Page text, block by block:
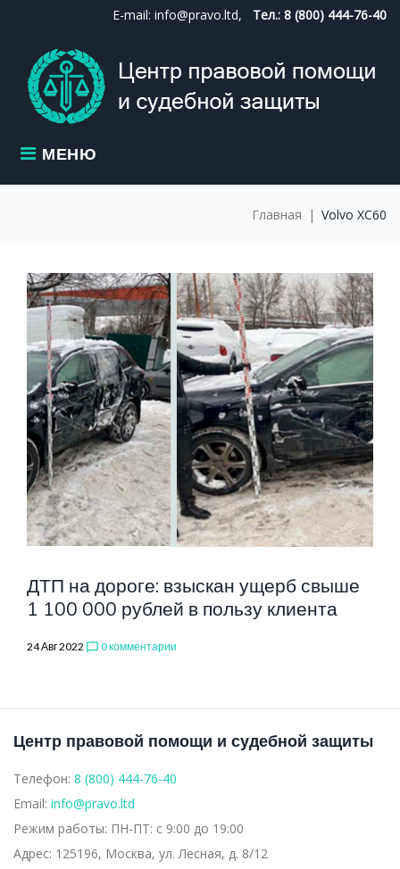
content
E-mail: info@pravo.ltd, Тел.: 8 (800) 444-76-40
МЕНЮ
Главная | Volvo ХС60
МЕТКА:
VOLVO
ХС60
ДТП на дороге: взыскан ущерб свыше
1 100 000 рублей в пользу клиента
24 Авг 2022 chat_bubble_outline 0 комментарии
Центр правовой помощи и судебной защиты
Телефон: 8 (800) 444-76-40
Email: info@pravo.ltd
Режим работы: ПН-ПТ: с 9:00 до 19:00
Адрес: 125196, Москва, ул. Лесная, д. 8/12